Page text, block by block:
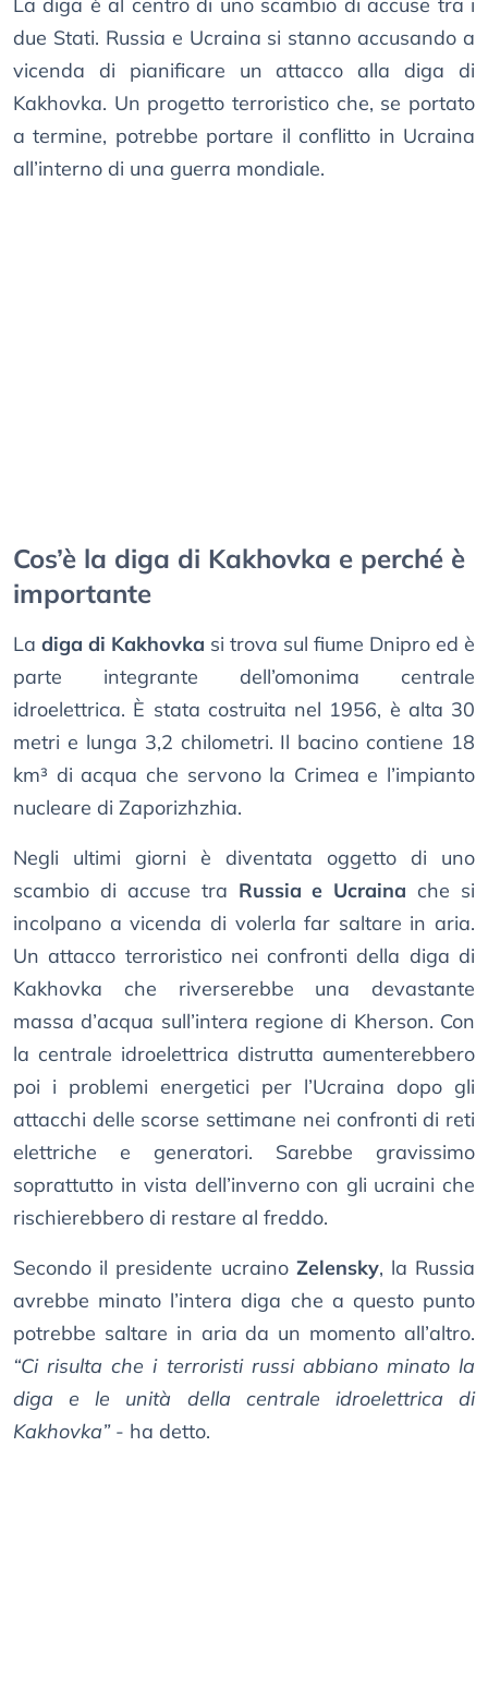
La diga è al centro di uno scambio di accuse tra i
due Stati. Russia e Ucraina si stanno accusando a
vicenda di pianificare un attacco alla diga di
Kakhovka. Un progetto terroristico che, se portato
a termine, potrebbe portare il conflitto in Ucraina
all’interno di una guerra mondiale.
Cos’è la diga di Kakhovka e perché è
importante
La diga di Kakhovka si trova sul fiume Dnipro ed è
parte integrante dell’omonima centrale
idroelettrica. È stata costruita nel 1956, è alta 30
metri e lunga 3,2 chilometri. Il bacino contiene 18
km³ di acqua che servono la Crimea e l’impianto
nucleare di Zaporizhzhia.
Negli ultimi giorni è diventata oggetto di uno
scambio di accuse tra Russia e Ucraina che si
incolpano a vicenda di volerla far saltare in aria.
Un attacco terroristico nei confronti della diga di
Kakhovka che riverserebbe una devastante
massa d’acqua sull’intera regione di Kherson. Con
la centrale idroelettrica distrutta aumenterebbero
poi i problemi energetici per l’Ucraina dopo gli
attacchi delle scorse settimane nei confronti di reti
elettriche e generatori. Sarebbe gravissimo
soprattutto in vista dell’inverno con gli ucraini che
rischierebbero di restare al freddo.
Secondo il presidente ucraino Zelensky, la Russia
avrebbe minato l’intera diga che a questo punto
potrebbe saltare in aria da un momento all’altro.
“Ci risulta che i terroristi russi abbiano minato la
diga e le unità della centrale idroelettrica di
Kakhovka” - ha detto.